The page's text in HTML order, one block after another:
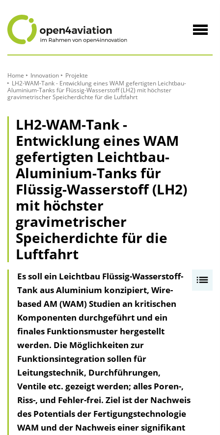
Inhalt
Home Innovation
Projekte
LH2-WAM-Tank - Entwicklung eines WAM gefertigten Leichtbau-
Aluminium-Tanks für Flüssig-Wasserstoff (LH2) mit höchster
gravimetrischer Speicherdichte für die Luftfahrt
LH2-WAM-Tank -
Entwicklung eines WAM
gefertigten Leichtbau-
Aluminium-Tanks für
Flüssig-Wasserstoff (LH2)
mit höchster
gravimetrischer
Speicherdichte für die
Luftfahrt
Es soll ein Leichtbau Flüssig-Wasserstoff-
Tank aus Aluminium konzipiert, Wire-
based AM (WAM) Studien an kritischen
Komponenten durchgeführt und ein
finales Funktionsmuster hergestellt
werden. Die Möglichkeiten zur
Funktionsintegration sollen für
Leitungstechnik, Durchführungen,
Ventile etc. gezeigt werden; alles Poren-,
Riss-, und Fehler-frei. Ziel ist der Nachweis
des Potentials der Fertigungstechnologie
WAM und der Nachweis einer signifikant